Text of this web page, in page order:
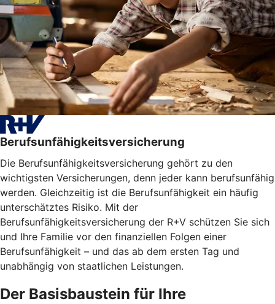
Berufsunfähigkeitsversicherung
Die Berufsunfähigkeitsversicherung gehört zu den
wichtigsten Versicherungen, denn jeder kann berufsunfähig
werden. Gleichzeitig ist die Berufsunfähigkeit ein häufig
unterschätztes Risiko. Mit der
Berufsunfähigkeitsversicherung der R+V schützen Sie sich
und Ihre Familie vor den finanziellen Folgen einer
Berufsunfähigkeit – und das ab dem ersten Tag und
unabhängig von staatlichen Leistungen.
Der Basisbaustein für Ihre